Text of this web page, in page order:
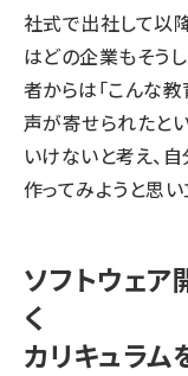
社式で出社して以
はどの企業もそう
者からは「こんな
声が寄せられたと
いけないと考え、
作ってみようと思い
ソフトウェ
く
カリキュラム